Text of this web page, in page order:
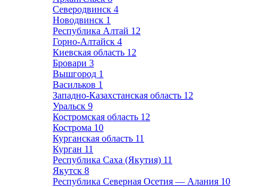
Северодвинск 4
Новодвинск 1
Республика Алтай 12
Горно-Алтайск 4
Киевская область 12
Бровари 3
Вышгород 1
Васильков 1
Западно-Казахстанская область 12
Уральск 9
Костромская область 12
Кострома 10
Курганская область 11
Курган 11
Республика Саха (Якутия) 11
Якутск 8
Республика Северная Осетия — Алания 10